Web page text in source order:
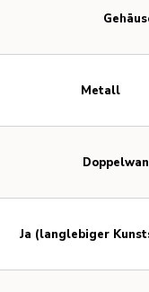
Metall
Ja (langlebiger